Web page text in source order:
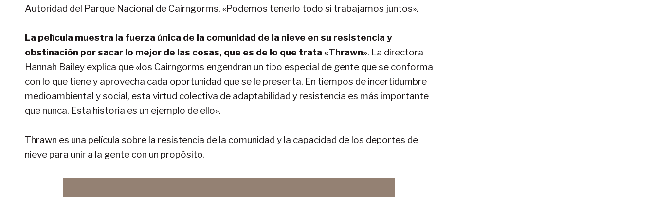
Autoridad del Parque Nacional de Cairngorms. «Podemos tenerlo todo si trabajamos juntos».
La película muestra la fuerza única de la comunidad de la nieve en su resistencia y
obstinación por sacar lo mejor de las cosas, que es de lo que trata «Thrawn». La directora
Hannah Bailey explica que «los Cairngorms engendran un tipo especial de gente que se conforma
con lo que tiene y aprovecha cada oportunidad que se le presenta. En tiempos de incertidumbre
medioambiental y social, esta virtud colectiva de adaptabilidad y resistencia es más importante
que nunca. Esta historia es un ejemplo de ello».
Thrawn es una película sobre la resistencia de la comunidad y la capacidad de los deportes de
nieve para unir a la gente con un propósito.